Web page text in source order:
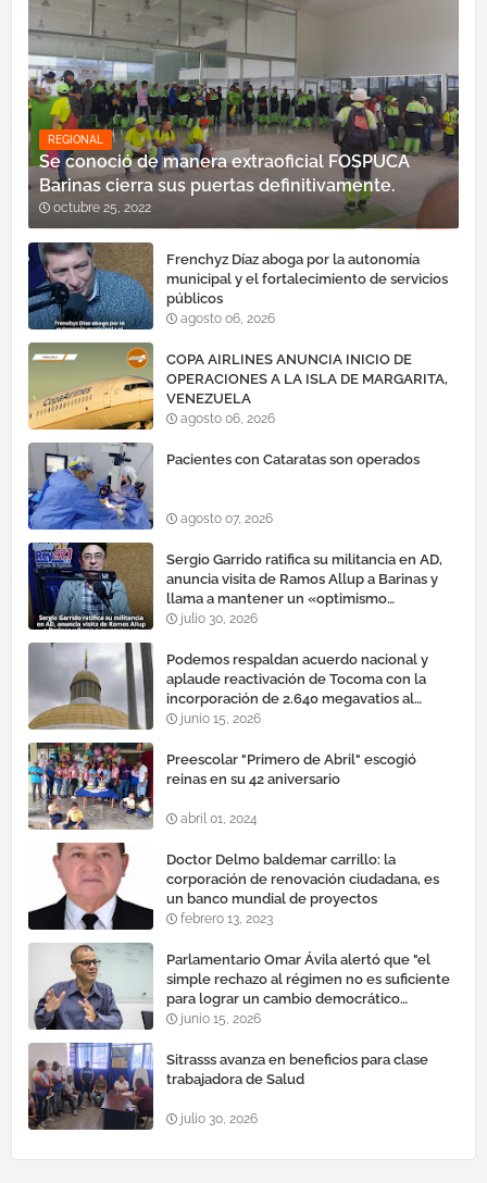
REGIONAL
Se conoció de manera extraoficial FOSPUCA
Barinas cierra sus puertas definitivamente.
octubre 25, 2022
Frenchyz Díaz aboga por la autonomía
municipal y el fortalecimiento de servicios
públicos
agosto 06, 2026
COPA AIRLINES ANUNCIA INICIO DE
OPERACIONES A LA ISLA DE MARGARITA,
VENEZUELA
agosto 06, 2026
Pacientes con Cataratas son operados
agosto 07, 2026
Sergio Garrido ratifica su militancia en AD,
anuncia visita de Ramos Allup a Barinas y
llama a mantener un «optimismo
cauteloso»
julio 30, 2026
Podemos respaldan acuerdo nacional y
aplaude reactivación de Tocoma con la
incorporación de 2.640 megavatios al
sistema eléctrico nacional
junio 15, 2026
Preescolar "Primero de Abril" escogió
reinas en su 42 aniversario
abril 01, 2024
Doctor Delmo baldemar carrillo: la
corporación de renovación ciudadana, es
un banco mundial de proyectos
febrero 13, 2023
Parlamentario Omar Ávila alertó que "el
simple rechazo al régimen no es suficiente
para lograr un cambio democrático
efectivo"
junio 15, 2026
Sitrasss avanza en beneficios para clase
trabajadora de Salud
julio 30, 2026